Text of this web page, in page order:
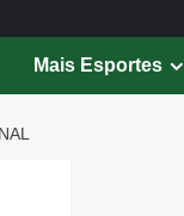
Mais Esportes